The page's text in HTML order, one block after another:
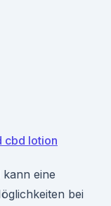
cbd lotion
eine
bei